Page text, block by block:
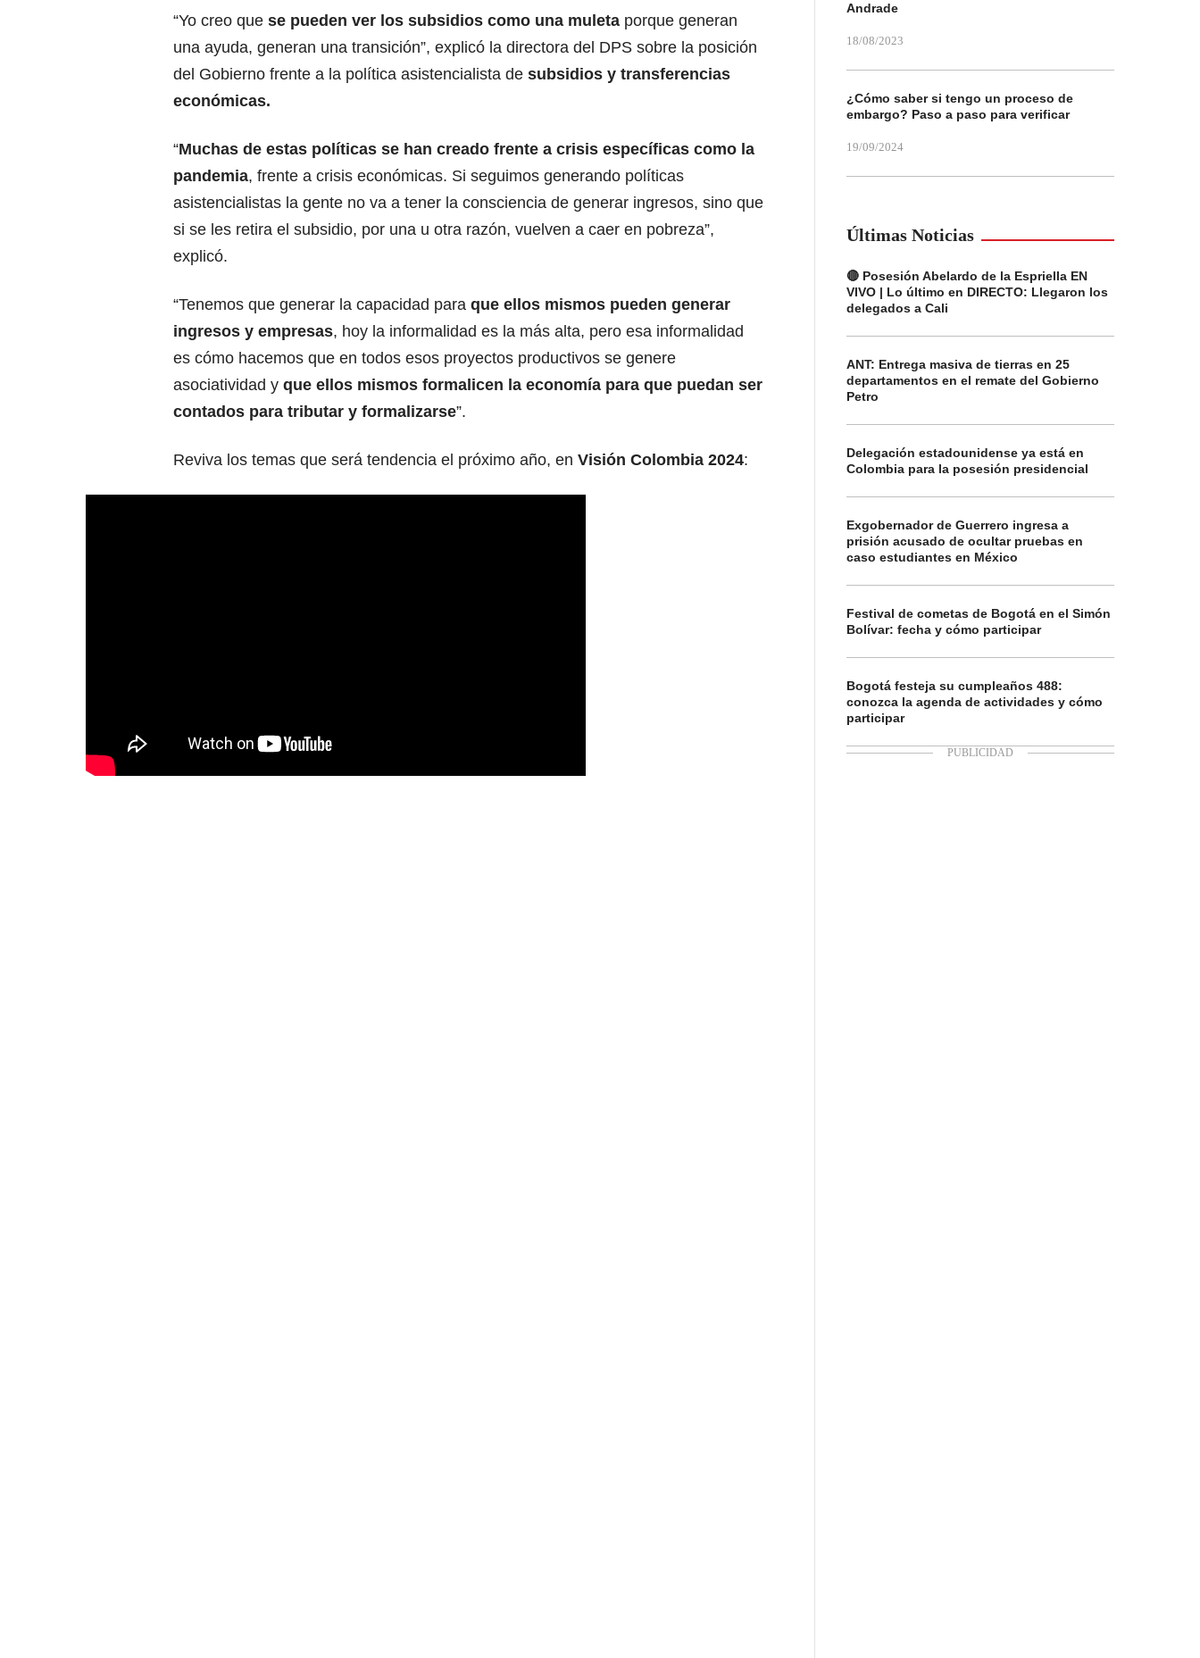
“Yo creo que se pueden ver los subsidios como una muleta porque generan
una ayuda, generan una transición”, explicó la directora del DPS sobre la posición
del Gobierno frente a la política asistencialista de subsidios y transferencias
económicas.
“Muchas de estas políticas se han creado frente a crisis específicas como la
pandemia, frente a crisis económicas. Si seguimos generando políticas
asistencialistas la gente no va a tener la consciencia de generar ingresos, sino que
si se les retira el subsidio, por una u otra razón, vuelven a caer en pobreza”,
explicó.
“Tenemos que generar la capacidad para que ellos mismos pueden generar
ingresos y empresas, hoy la informalidad es la más alta, pero esa informalidad
es cómo hacemos que en todos esos proyectos productivos se genere
asociatividad y que ellos mismos formalicen la economía para que puedan ser
contados para tributar y formalizarse”.
Reviva los temas que será tendencia el próximo año, en Visión Colombia 2024:
Andrade
18/08/2023
¿Cómo saber si tengo un proceso de
embargo? Paso a paso para verificar
19/09/2024
Últimas Noticias
🔴 Posesión Abelardo de la Espriella EN
VIVO | Lo último en DIRECTO: Llegaron los
delegados a Cali
ANT: Entrega masiva de tierras en 25
departamentos en el remate del Gobierno
Petro
Delegación estadounidense ya está en
Colombia para la posesión presidencial
Exgobernador de Guerrero ingresa a
prisión acusado de ocultar pruebas en
caso estudiantes en México
Festival de cometas de Bogotá en el Simón
Bolívar: fecha y cómo participar
Bogotá festeja su cumpleaños 488:
conozca la agenda de actividades y cómo
participar